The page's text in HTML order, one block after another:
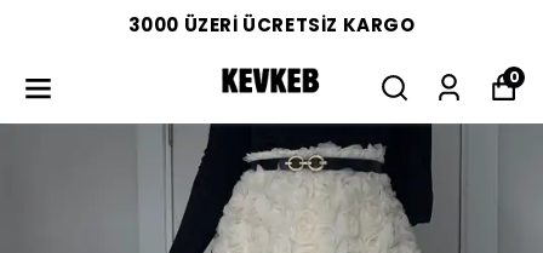
3000 ÜZERİ ÜCRETSİZ KARGO
0